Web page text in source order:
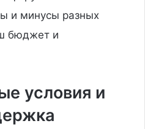
и минусы разных
бюджет и
условия и